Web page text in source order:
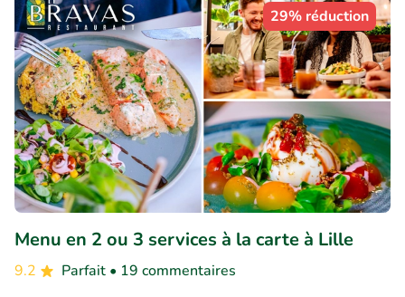
29% réduction
Menu en 2 ou 3 services à la carte à Lille
9.2 Parfait • 19 commentaires